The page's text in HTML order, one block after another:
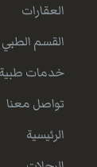
العقارات
القسم الطبي
خدمات طبية
تواصل معنا
الرئيسية